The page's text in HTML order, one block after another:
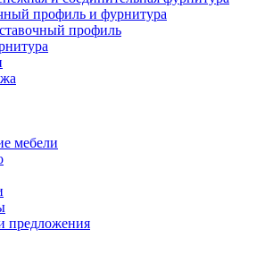
профиль и фурнитура
профиль
мебели
предложения